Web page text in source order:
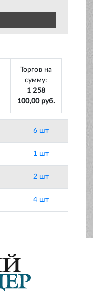
Торгов на
сумму:
1 258
100,00 руб.
6 шт
1 шт
2 шт
4 шт